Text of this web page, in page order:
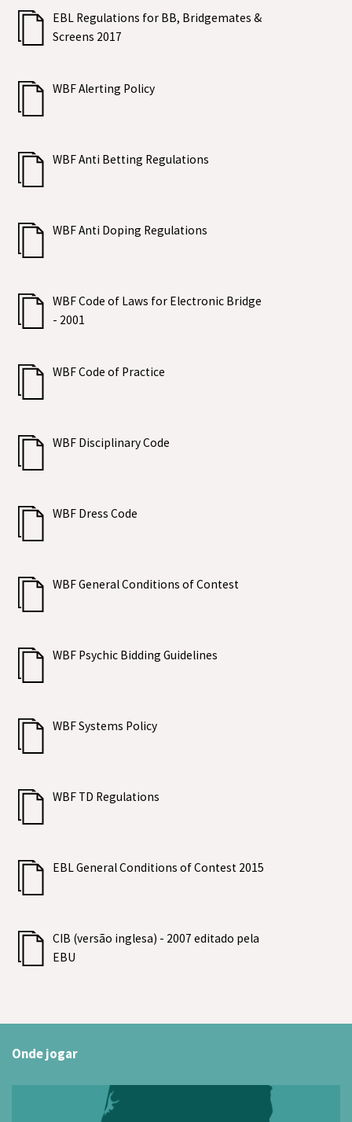
EBL Regulations for BB, Bridgemates &
Screens 2017
WBF Alerting Policy
WBF Anti Betting Regulations
WBF Anti Doping Regulations
WBF Code of Laws for Electronic Bridge
- 2001
WBF Code of Practice
WBF Disciplinary Code
WBF Dress Code
WBF General Conditions of Contest
WBF Psychic Bidding Guidelines
WBF Systems Policy
WBF TD Regulations
EBL General Conditions of Contest 2015
CIB (versão inglesa) - 2007 editado pela
EBU
Onde jogar